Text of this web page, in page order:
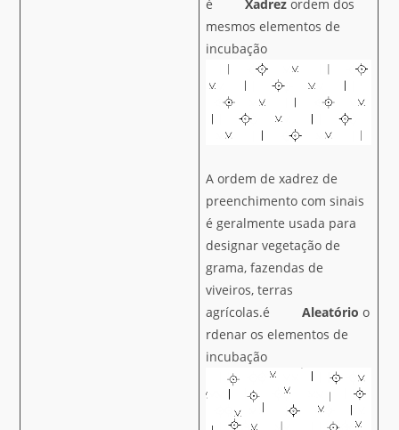
éXadrez ordem dos
mesmos elementos de
incubação
A ordem de xadrez de
preenchimento com sinais
é geralmente usada para
designar vegetação de
grama, fazendas de
viveiros, terras
agrícolas.éAleatório o
rdenar os elementos de
incubação